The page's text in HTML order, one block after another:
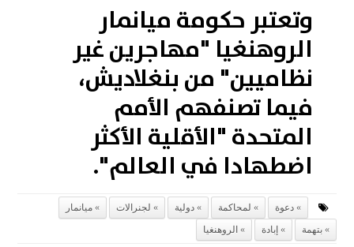
وتعتبر حكومة ميانمار
الروهنغيا "مهاجرين غير
نظاميين" من بنغلاديش،
فيما تصنفهم الأمم
المتحدة "الأقلية الأكثر
اضطهادا في العالم".
دعوة لمحاكمة دولية لجنرالات
ميانمار
بتهمة
إبادة الروهنغيا